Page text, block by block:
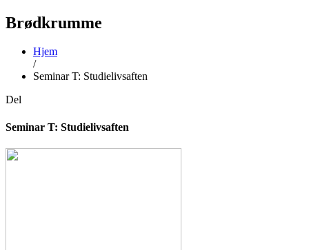
Brødkrumme
Hjem
/
Seminar T: Studielivsaften
Del
Seminar T: Studielivsaften